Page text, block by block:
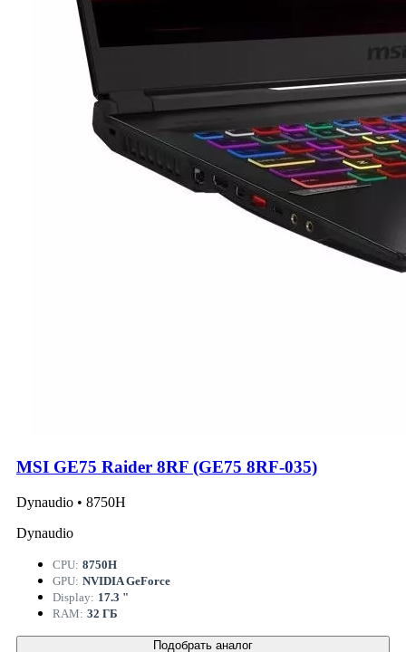
MSI GE75 Raider 8RF (GE75 8RF-035)
Dynaudio • 8750H
Dynaudio
CPU: 8750H
GPU: NVIDIA GeForce
Display: 17.3 "
RAM: 32 ГБ
Подобрать аналог